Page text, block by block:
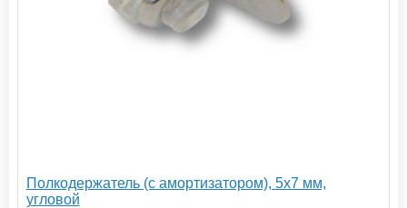
Полкодержатель (с амортизатором), 5х7 мм,
угловой